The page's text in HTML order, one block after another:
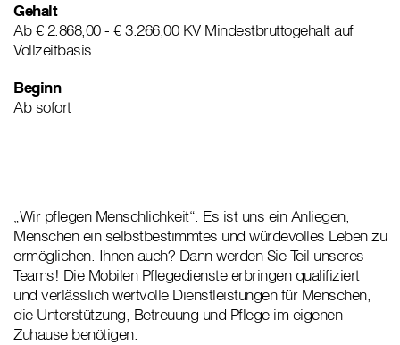
Gehalt
Ab € 2.868,00 - € 3.266,00 KV Mindestbruttogehalt auf
Vollzeitbasis
Beginn
Ab sofort
„Wir pflegen Menschlichkeit“. Es ist uns ein Anliegen,
Menschen ein selbstbestimmtes und würdevolles Leben zu
ermöglichen. Ihnen auch? Dann werden Sie Teil unseres
Teams! Die Mobilen Pflegedienste erbringen qualifiziert
und verlässlich wertvolle Dienstleistungen für Menschen,
die Unterstützung, Betreuung und Pflege im eigenen
Zuhause benötigen.